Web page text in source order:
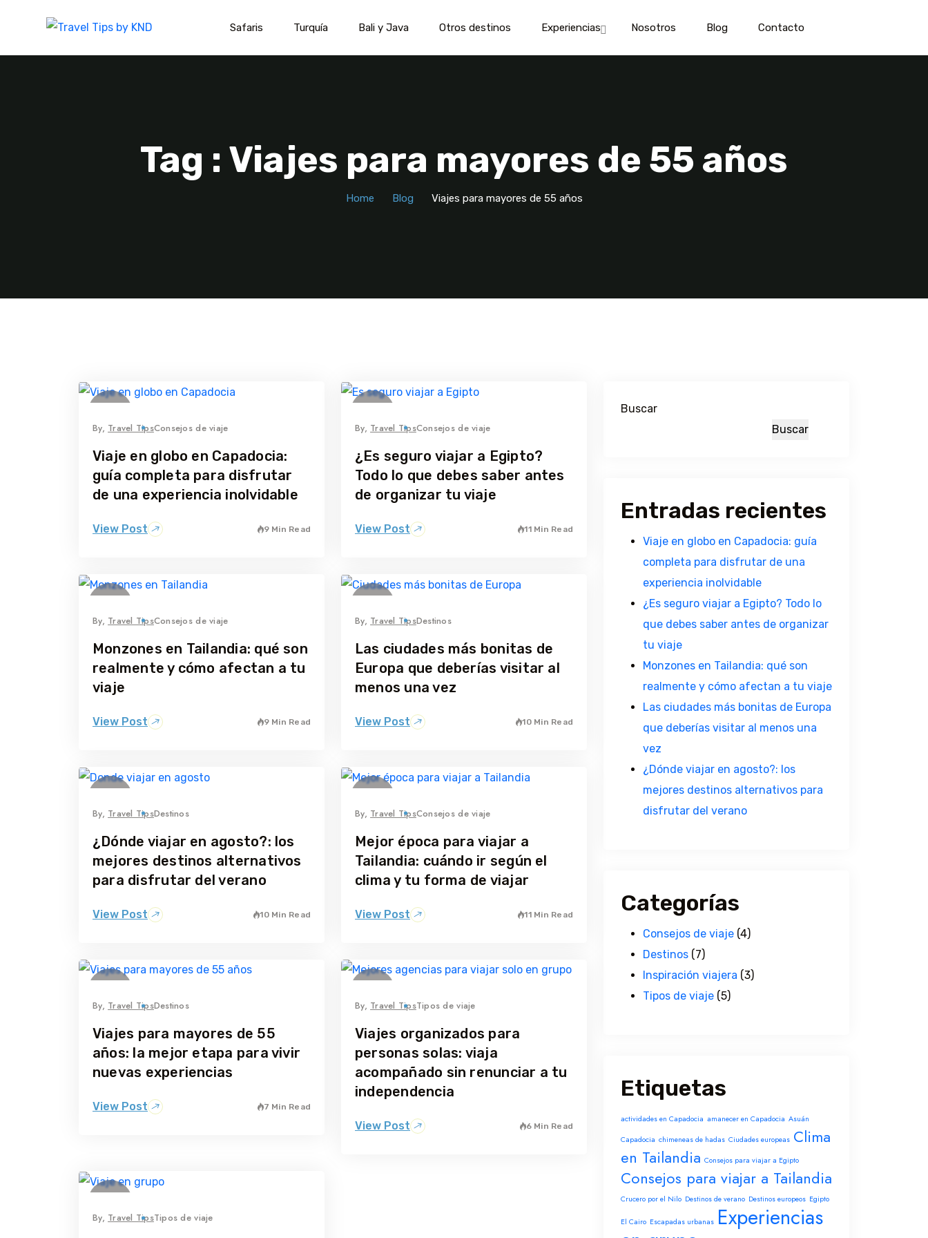
Safaris Turquía Bali y Java Otros destinos Experiencias Nosotros Blog Contacto
Tag : Viajes para mayores de 55 años
Home Blog Viajes para mayores de 55 años
By, Travel TipsConsejos de viaje
Viaje en globo en Capadocia:
guía completa para disfrutar
de una experiencia inolvidable
View Post 9 Min Read
By, Travel TipsConsejos de viaje
¿Es seguro viajar a Egipto?
Todo lo que debes saber antes
de organizar tu viaje
View Post 11 Min Read
By, Travel TipsConsejos de viaje
Monzones en Tailandia: qué son
realmente y cómo afectan a tu
viaje
View Post 9 Min Read
By, Travel TipsDestinos
Las ciudades más bonitas de
Europa que deberías visitar al
menos una vez
View Post 10 Min Read
By, Travel TipsDestinos
¿Dónde viajar en agosto?: los
mejores destinos alternativos
para disfrutar del verano
View Post 10 Min Read
By, Travel TipsConsejos de viaje
Mejor época para viajar a
Tailandia: cuándo ir según el
clima y tu forma de viajar
View Post 11 Min Read
By, Travel TipsDestinos
Viajes para mayores de 55
años: la mejor etapa para vivir
nuevas experiencias
View Post 7 Min Read
By, Travel TipsTipos de viaje
Viajes organizados para
personas solas: viaja
acompañado sin renunciar a tu
independencia
View Post 6 Min Read
By, Travel TipsTipos de viaje
Buscar
Buscar
Entradas recientes
Viaje en globo en Capadocia: guía
completa para disfrutar de una
experiencia inolvidable
¿Es seguro viajar a Egipto? Todo lo
que debes saber antes de organizar
tu viaje
Monzones en Tailandia: qué son
realmente y cómo afectan a tu viaje
Las ciudades más bonitas de Europa
que deberías visitar al menos una
vez
¿Dónde viajar en agosto?: los
mejores destinos alternativos para
disfrutar del verano
Categorías
Consejos de viaje (4)
Destinos (7)
Inspiración viajera (3)
Tipos de viaje (5)
Etiquetas
actividades en Capadocia amanecer en Capadocia Asuán
Capadocia chimeneas de hadas Ciudades europeas Clima
en Tailandia Consejos para viajar a Egipto
Consejos para viajar a Tailandia
Crucero por el Nilo Destinos de verano Destinos europeos Egipto
El Cairo Escapadas urbanas Experiencias